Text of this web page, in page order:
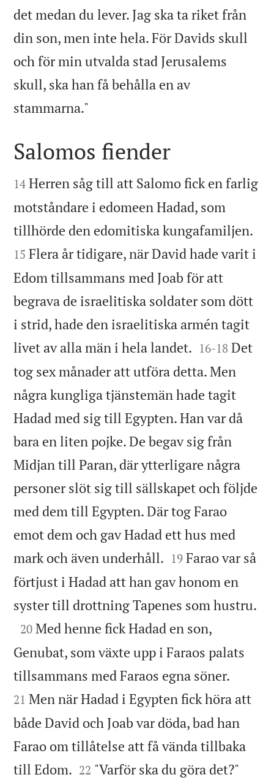
det medan du lever. Jag ska ta riket från
din son, men inte hela. För Davids skull
och för min utvalda stad Jerusalems
skull, ska han få behålla en av
stammarna."

Salomos fiender

14 Herren såg till att Salomo fick en farlig
motståndare i edomeen Hadad, som
tillhörde den edomitiska kungafamiljen.
15 Flera år tidigare, när David hade varit i
Edom tillsammans med Joab för att
begrava de israelitiska soldater som dött
i strid, hade den israelitiska armén tagit
livet av alla män i hela landet. 

16-18 Det
tog sex månader att utföra detta. Men
några kungliga tjänstemän hade tagit
Hadad med sig till Egypten. Han var då
bara en liten pojke. De begav sig från
Midjan till Paran, där ytterligare några
personer slöt sig till sällskapet och följde
med dem till Egypten. Där tog Farao
emot dem och gav Hadad ett hus med
mark och även underhåll. 

19 Farao var så
förtjust i Hadad att han gav honom en
syster till drottning Tapenes som hustru.

20 Med henne fick Hadad en son,
Genubat, som växte upp i Faraos palats
tillsammans med Faraos egna söner.
21 Men när Hadad i Egypten fick höra att
både David och Joab var döda, bad han
Farao om tillåtelse att få vända tillbaka
till Edom. 

22 "Varför ska du göra det?"